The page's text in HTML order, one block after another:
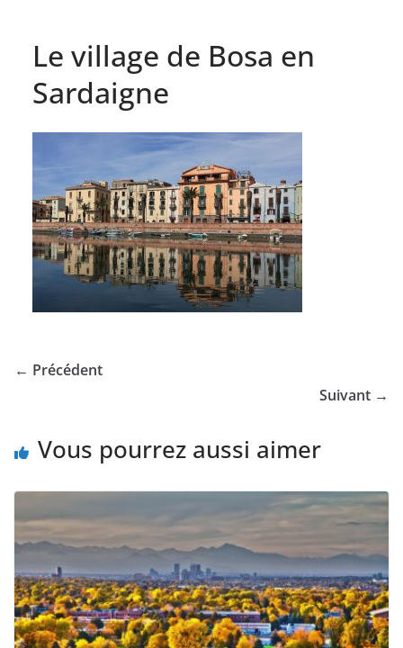
Le village de Bosa en
Sardaigne
← Précédent
Suivant →
Vous pourrez aussi aimer